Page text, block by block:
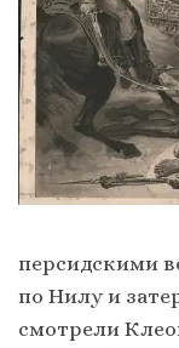
персидскими
по Нилу и
смотрели